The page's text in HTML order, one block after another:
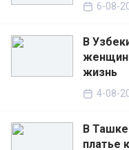
6-08-
В
жизнь
4-08-
В
платье